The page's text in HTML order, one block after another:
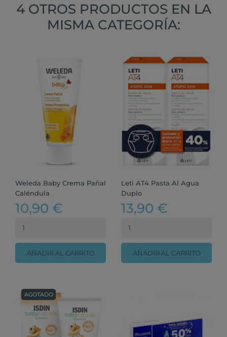
4 OTROS PRODUCTOS EN LA
MISMA CATEGORÍA:
Weleda Baby Crema Pañal
Caléndula
10,90 €
AÑADIR AL CARRITO
Leti AT4 Pasta Al Agua
Duplo
13,90 €
AÑADIR AL CARRITO
AGOTADO